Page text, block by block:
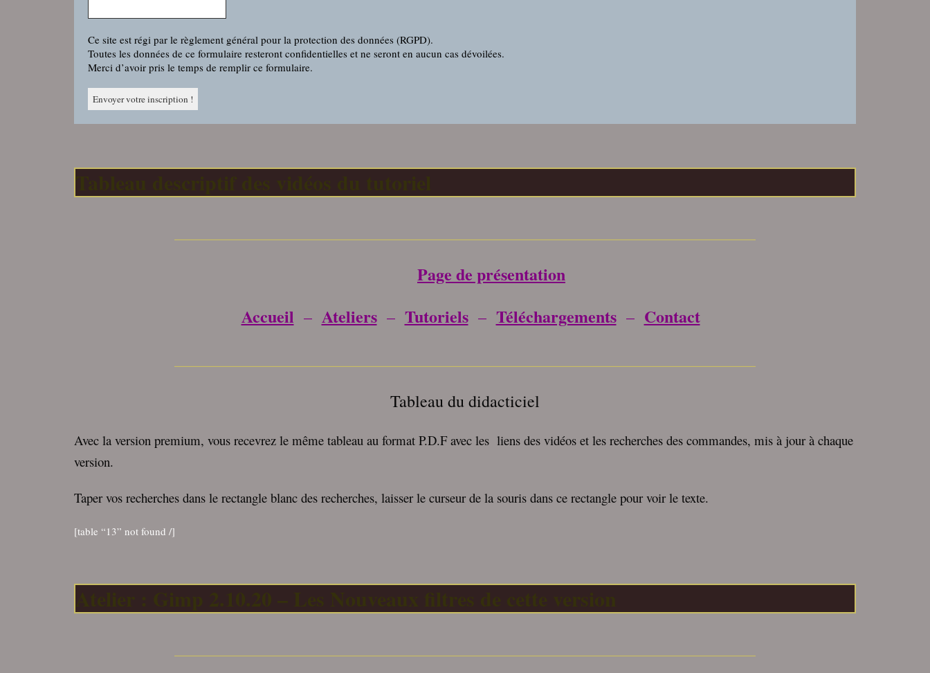
Ce site est régi par le règlement général pour la protection des données (RGPD).
Toutes les données de ce formulaire resteront confidentielles et ne seront en aucun cas dévoilées.
Merci d’avoir pris le temps de remplir ce formulaire.
Page de présentation
Accueil – Ateliers– Tutoriels– Téléchargements– Contact
Tableau du didacticiel
Avec la version premium, vous recevrez le même tableau au format P.D.F avec les liens des vidéos et les recherches des commandes, mis à jour à chaque
version.
Taper vos recherches dans le rectangle blanc des recherches, laisser le curseur de la souris dans ce rectangle pour voir le texte.
[table “13” not found /]